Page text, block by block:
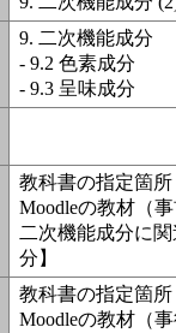
9. 二次機能成分
- 9.2 色素成分
- 9.3 呈味成分
教科書の指定箇
Moodleの教材（
二次機能成分に
分】
教科書の指定箇
Moodleの教材（